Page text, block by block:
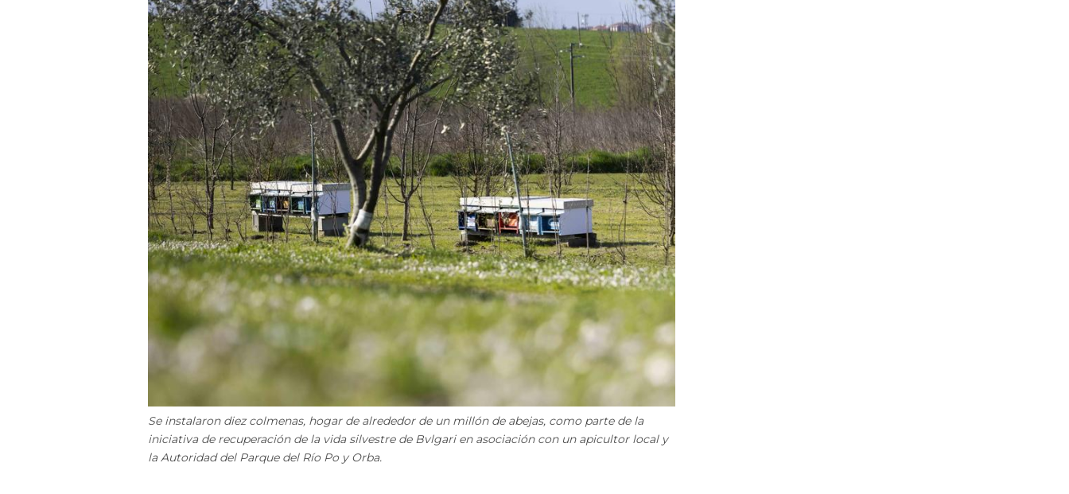
Se instalaron diez colmenas, hogar de alrededor de un millón de abejas, como parte de la
iniciativa de recuperación de la vida silvestre de Bvlgari en asociación con un apicultor local y
la Autoridad del Parque del Río Po y Orba.